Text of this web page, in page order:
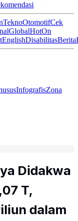
TeknoOtomotifCek
GlobalHotOn
EnglishDisabilitasBerita
InfografisZona
Didakwa
T,
dalam